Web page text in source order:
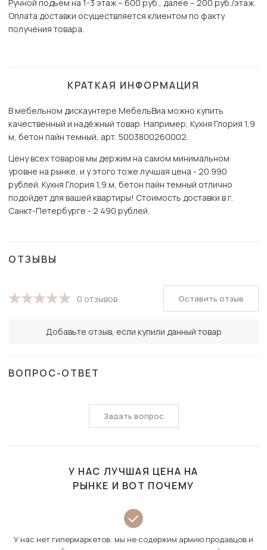
Ручной подъем на 1-3 этаж – 600 руб., далее – 200 руб./этаж.
Оплата доставки осуществляется клиентом по факту
получения товара.
КРАТКАЯ ИНФОРМАЦИЯ
В мебельном дискаунтере МебельВиа можно купить
качественный и надёжный товар. Например, Кухня Глория 1,9
м, бетон пайн темный, арт. 5003800260002.
Цену всех товаров мы держим на самом минимальном
уровне на рынке, и у этого тоже лучшая цена - 20 990
рублей. Кухня Глория 1,9 м, бетон пайн темный отлично
подойдет для вашей квартиры! Стоимость доставки в г.
Санкт-Петербурге - 2 490 рублей.
ОТЗЫВЫ
0 отзывов
Добавьте отзыв, если купили данный товар
Оставить отзыв
ВОПРОС-ОТВЕТ
Задать вопрос
У НАС ЛУЧШАЯ ЦЕНА НА
РЫНКЕ И ВОТ ПОЧЕМУ
У нас нет гипермаркетов: мы не содержим армию продавцов и